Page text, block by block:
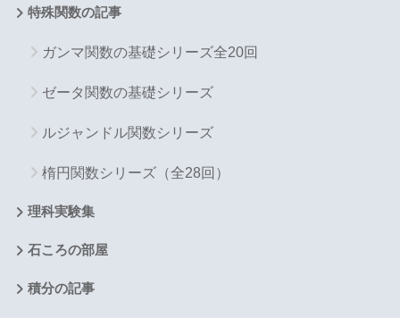
特殊関数の記事
ガンマ関数の基礎シリーズ全20回
ゼータ関数の基礎シリーズ
ルジャンドル関数シリーズ
楕円関数シリーズ（全28回）
理科実験集
石ころの部屋
積分の記事